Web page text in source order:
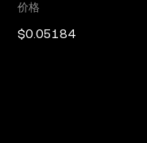
价格
$0.05184